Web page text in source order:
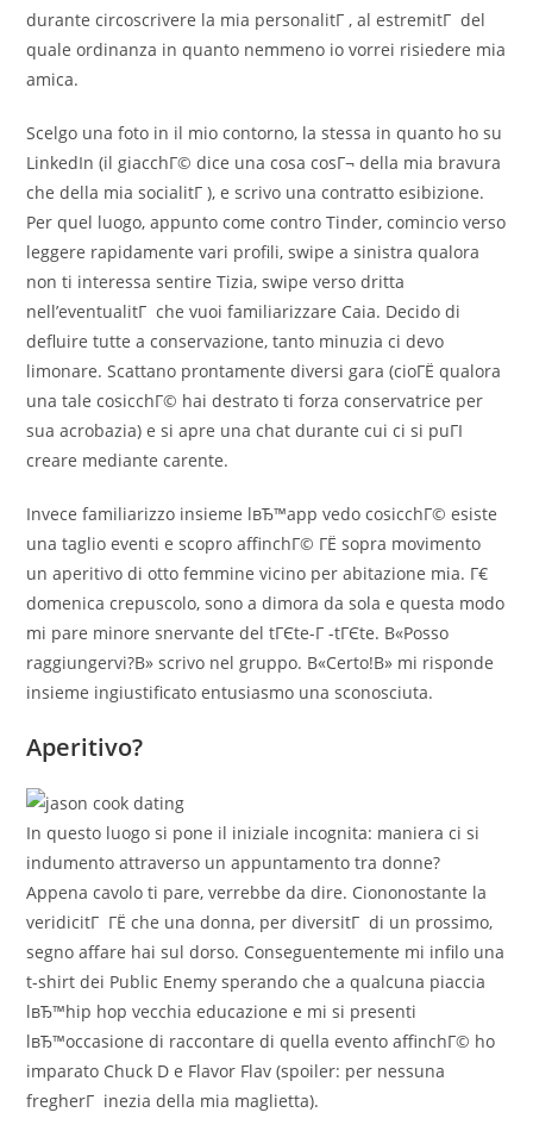
durante circoscrivere la mia personalitГ , al estremitГ del
quale ordinanza in quanto nemmeno io vorrei risiedere mia
amica.
Scelgo una foto in il mio contorno, la stessa in quanto ho su
LinkedIn (il giacchГ© dice una cosa cosГ¬ della mia bravura
che della mia socialitГ ), e scrivo una contratto esibizione.
Per quel luogo, appunto come contro Tinder, comincio verso
leggere rapidamente vari profili, swipe a sinistra qualora
non ti interessa sentire Tizia, swipe verso dritta
nell’eventualitГ che vuoi familiarizzare Caia. Decido di
defluire tutte a conservazione, tanto minuzia ci devo
limonare. Scattano prontamente diversi gara (cioГЁ qualora
una tale cosicchГ© hai destrato ti forza conservatrice per
sua acrobazia) e si apre una chat durante cui ci si puГІ
creare mediante carente.
Invece familiarizzo insieme lвЂ™app vedo cosicchГ© esiste
una taglio eventi e scopro affinchГ© ГЁ sopra movimento
un aperitivo di otto femmine vicino per abitazione mia. Г€
domenica crepuscolo, sono a dimora da sola e questa modo
mi pare minore snervante del tГЄte-Г -tГЄte. В«Posso
raggiungervi?В» scrivo nel gruppo. В«Certo!В» mi risponde
insieme ingiustificato entusiasmo una sconosciuta.
Aperitivo?
In questo luogo si pone il iniziale incognita: maniera ci si
indumento attraverso un appuntamento tra donne?
Appena cavolo ti pare, verrebbe da dire. Ciononostante la
veridicitГ ГЁ che una donna, per diversitГ di un prossimo,
segno affare hai sul dorso. Conseguentemente mi infilo una
t-shirt dei Public Enemy sperando che a qualcuna piaccia
lвЂ™hip hop vecchia educazione e mi si presenti
lвЂ™occasione di raccontare di quella evento affinchГ© ho
imparato Chuck D e Flavor Flav (spoiler: per nessuna
fregherГ inezia della mia maglietta).